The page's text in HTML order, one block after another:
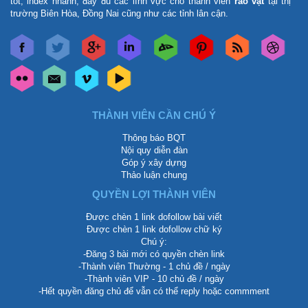
trường Biên Hòa, Đồng Nai cũng như các tỉnh lân cận.
THÀNH VIÊN CẦN CHÚ Ý
Thông báo BQT
Nội quy diễn đàn
Góp ý xây dựng
Thảo luận chung
QUYỀN LỢI THÀNH VIÊN
Được chèn 1 link dofollow bài viết
Được chèn 1 link dofollow chữ ký
Chú ý:
-Đăng 3 bài mới có quyền chèn link
-Thành viên Thường - 1 chủ đề / ngày
-Thành viên VIP - 10 chủ đề / ngày
-Hết quyền đăng chủ để vẫn có thể reply hoặc commment